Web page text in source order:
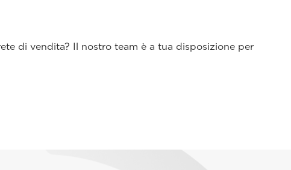
di vendita? Il nostro team è a tua disposizione per